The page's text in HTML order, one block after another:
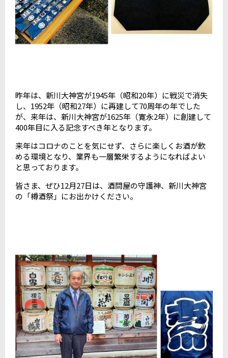
昨年は、新川大神宮が1945年（昭和20年）に戦災で消失
し、1952年（昭和27年）に再建して70周年の年でした
が、来年は、新川大神宮が1625年（寛永2年）に創建して
400年目に入る記念すべき年となります。
来年はコロナのことを気にせず、さらに楽しくお酒が飲
める環境となり、業界も一層繁栄するようになればよい
と思っております。
皆さま、ぜひ12月27日は、酒問屋の守護神、新川大神宮
の「樽酒祭」にお出かけください。